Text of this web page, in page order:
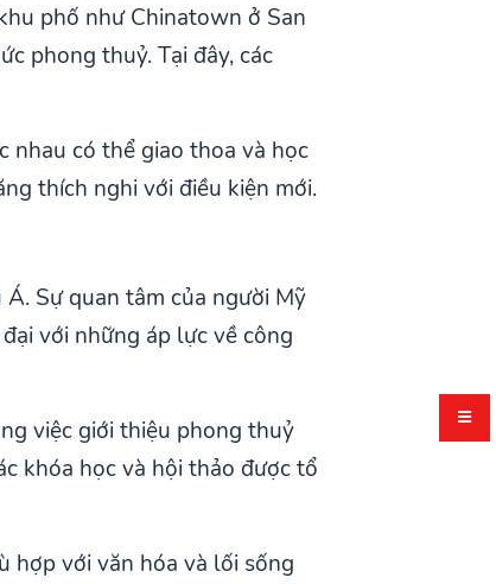
phố như Chinatown ở San
phong thuỷ. Tại đây, các
nhau có thể giao thoa và học
thích nghi với điều kiện mới.
Sự quan tâm của người Mỹ
với những áp lực về công
việc giới thiệu phong thuỷ
khóa học và hội thảo được tổ
hợp với văn hóa và lối sống